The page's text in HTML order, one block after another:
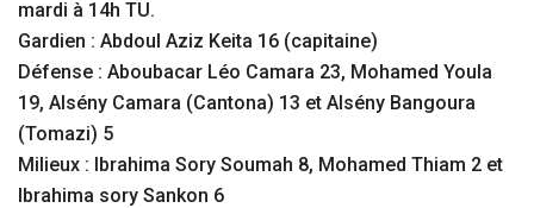
mardi à 14h TU.
Gardien : Abdoul Aziz Keita 16 (capitaine)
Défense : Aboubacar Léo Camara 23, Mohamed Youla
19, Alsény Camara (Cantona) 13 et Alsény Bangoura
(Tomazi) 5
Milieux : Ibrahima Sory Soumah 8, Mohamed Thiam 2 et
Ibrahima sory Sankon 6